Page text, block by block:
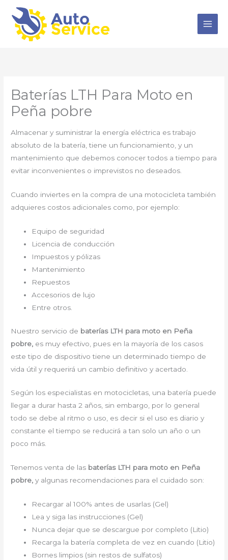
contenido
Baterías LTH Para Moto en
Peña pobre
Almacenar y suministrar la energía eléctrica es trabajo
absoluto de la batería, tiene un funcionamiento, y un
mantenimiento que debemos conocer todos a tiempo para
evitar inconvenientes o imprevistos no deseados.
Cuando inviertes en la compra de una motocicleta también
adquieres costos adicionales como, por ejemplo:
Equipo de seguridad
Licencia de conducción
Impuestos y pólizas
Mantenimiento
Repuestos
Accesorios de lujo
Entre otros.
Nuestro servicio de baterías LTH para moto en Peña
pobre, es muy efectivo, pues en la mayoría de los casos
este tipo de dispositivo tiene un determinado tiempo de
vida útil y requerirá un cambio definitivo y acertado.
Según los especialistas en motocicletas, una batería puede
llegar a durar hasta 2 años, sin embargo, por lo general
todo se debe al ritmo o uso, es decir si el uso es diario y
constante el tiempo se reducirá a tan solo un año o un
poco más.
Tenemos venta de las baterías LTH para moto en Peña
pobre,y algunas recomendaciones para el cuidado son:
Recargar al 100% antes de usarlas (Gel)
Lea y siga las instrucciones (Gel)
Nunca dejar que se descargue por completo (Litio)
Recarga la batería completa de vez en cuando (Litio)
Bornes limpios (sin restos de sulfatos)